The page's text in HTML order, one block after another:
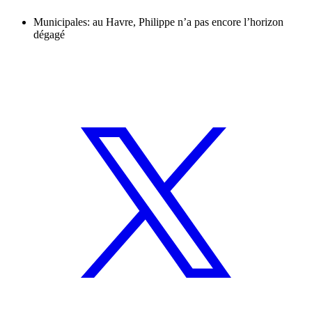
Municipales: au Havre, Philippe n’a pas encore l’horizon
dégagé